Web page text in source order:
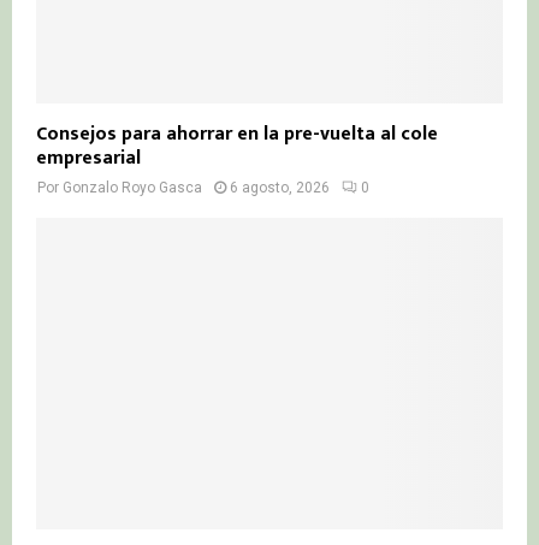
Consejos para ahorrar en la pre-vuelta al cole
empresarial
Por Gonzalo Royo Gasca 6 agosto, 2026 0